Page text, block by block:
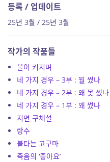
등록 / 업데이트
25년 3월 / 25년 3월
작가의 작품들
불이 켜지며
네 가지 경우 – 3부 : 뭘 썼나
네 가지 경우 – 2부 : 왜 못 썼나
네 가지 경우 – 1부 : 왜 썼나
지면 구체설
랑수
불타는 고구마
죽음의 ‘좋아요’